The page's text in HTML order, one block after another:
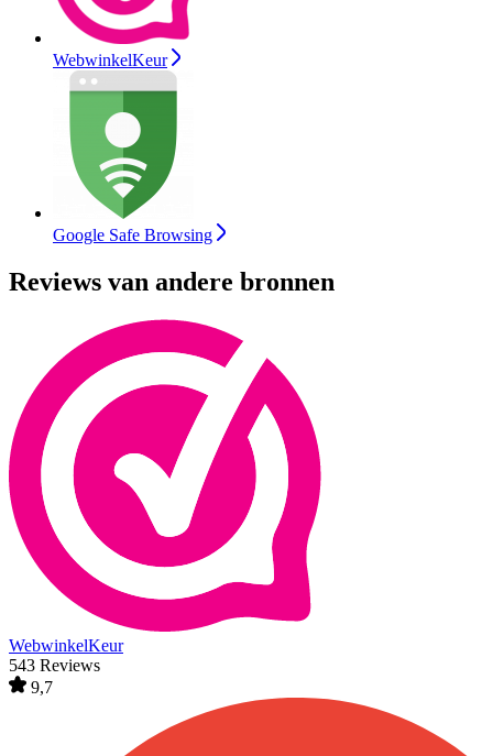
WebwinkelKeur
Google Safe Browsing
Reviews van andere bronnen
WebwinkelKeur
543 Reviews
9,7